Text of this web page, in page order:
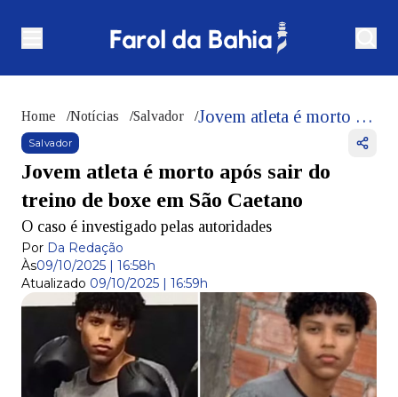
Home /Notícias /Salvador / Jovem atleta é morto após sair do treino de boxe em São Caetano
Salvador
Jovem atleta é morto após sair do
treino de boxe em São Caetano
O caso é investigado pelas autoridades
Por Da Redação
Às09/10/2025 | 16:58h
Atualizado 09/10/2025 | 16:59h